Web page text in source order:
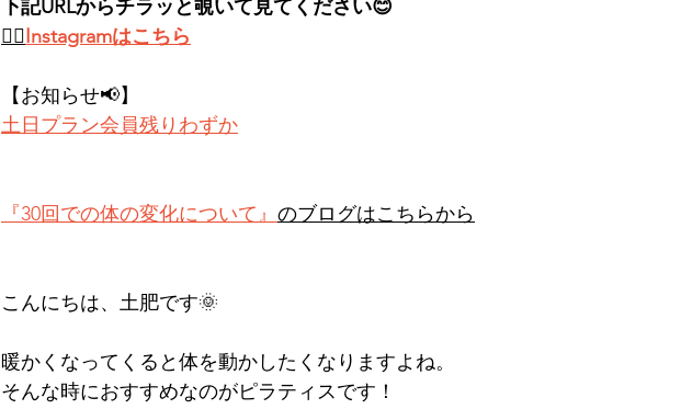
下記URLからチラッと覗いて見てください😊
👉🏻Instagramはこちら
【お知らせ📢】
土日プラン会員残りわずか
『30回での体の変化について』 のブログはこちらから
こんにちは、土肥です🌞
暖かくなってくると体を動かしたくなりますよね。
そんな時におすすめなのがピラティスです！